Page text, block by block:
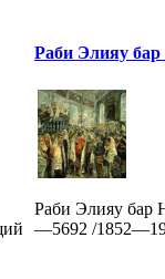
Раби Элияу
Раби Элияу бар
—5692 /